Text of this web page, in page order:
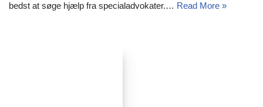
bedst at søge hjælp fra specialadvokater.… Read More »